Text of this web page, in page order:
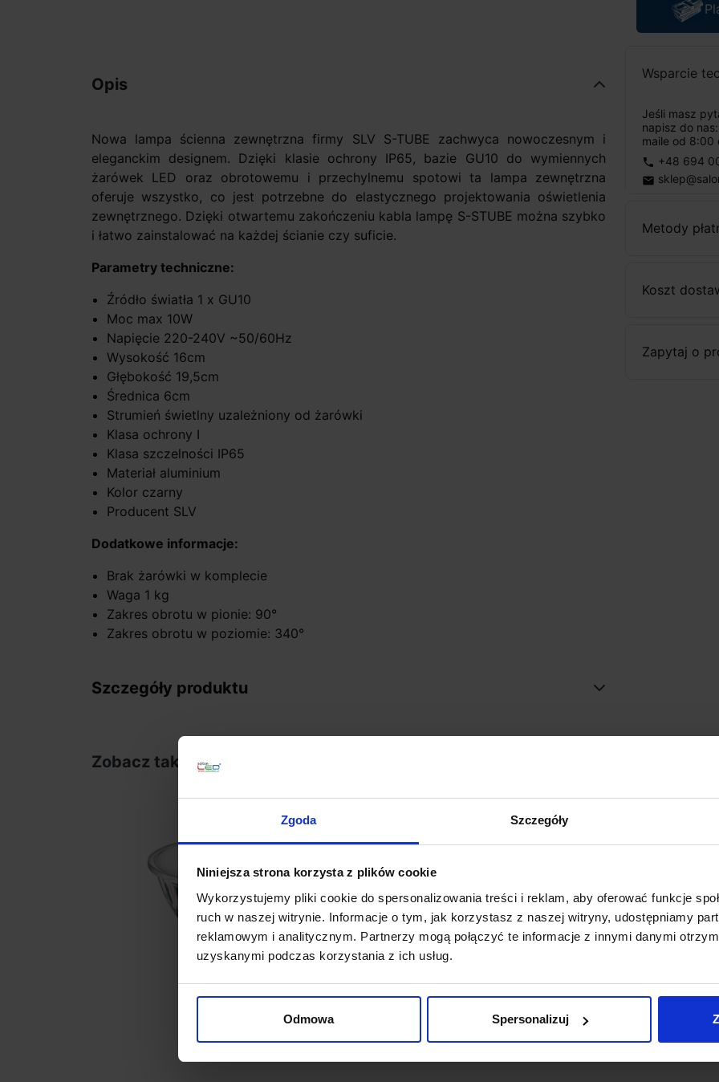
Zgoda Szczegóły
Niniejsza strona korzysta z plików cookie
Wykorzystujemy pliki cookie do spersonalizowania treści i reklam, aby oferować funkcje
ruch w naszej witrynie. Informacje o tym, jak korzystasz z naszej witryny, udostępniamy
reklamowym i analitycznym. Partnerzy mogą połączyć te informacje z innymi danymi
uzyskanymi podczas korzystania z ich usług.
Odmowa Spersonalizuj
Wsparcie
Jeśli masz
napisz do
maile od 8:00
phone +48 694
email
Metody
Koszt
Zapytaj o
Opis
Nowa lampa ścienna zewnętrzna firmy SLV S-TUBE zachwyca nowoczesnym i
eleganckim designem. Dzięki klasie ochrony IP65, bazie GU10 do wymiennych
żarówek LED oraz obrotowemu i przechylnemu spotowi ta lampa zewnętrzna
oferuje wszystko, co jest potrzebne do elastycznego projektowania oświetlenia
zewnętrznego. Dzięki otwartemu zakończeniu kabla lampę S-STUBE można szybko
i łatwo zainstalować na każdej ścianie czy suficie.
Parametry techniczne:
Źródło światła 1 x GU10
Moc max 10W
Napięcie 220-240V ~50/60Hz
Wysokość 16cm
Głębokość 19,5cm
Średnica 6cm
Strumień świetlny uzależniony od żarówki
Klasa ochrony I
Klasa szczelności IP65
Materiał aluminium
Kolor czarny
Producent SLV
Dodatkowe informacje:
Brak żarówki w komplecie
Waga 1 kg
Zakres obrotu w pionie: 90°
Zakres obrotu w poziomie: 340°
Szczegóły produktu
Zobacz także